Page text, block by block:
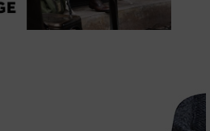
Collection